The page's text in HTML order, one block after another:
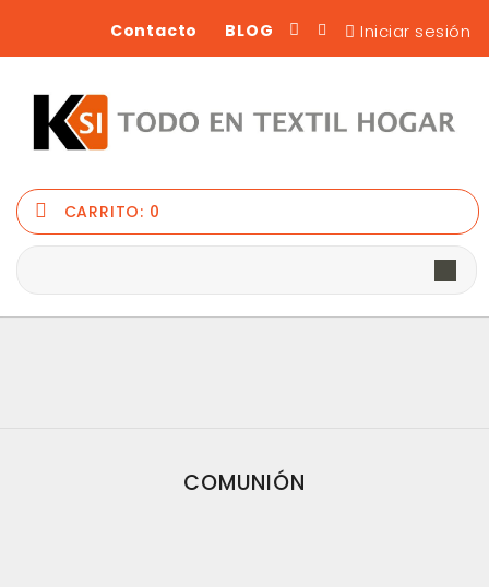
Iniciar sesión
BLOG
Contacto
CARRITO: 0
COMUNIÓN